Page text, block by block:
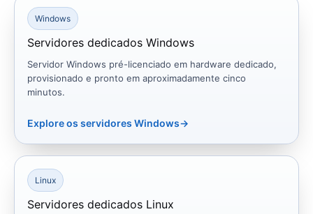
Windows
Servidores dedicados Windows
Servidor Windows pré-licenciado em hardware dedicado,
provisionado e pronto em aproximadamente cinco
minutos.
Explore os servidores Windows→
Linux
Servidores dedicados Linux